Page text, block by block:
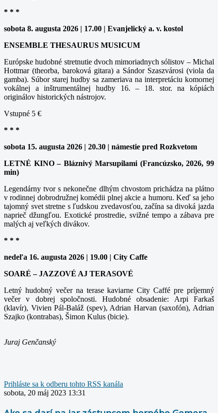
* * *
sobota 8. augusta 2026 | 17.00 | Evanjelický a. v. kostol
ENSEMBLE THESAURUS MUSICUM
Európske hudobné stretnutie dvoch mimoriadnych sólistov – Michal
Hottmar (theorba, baroková gitara) a Sándor Szaszvárosi (viola da
gamba). Súbor starej hudby sa zameriava na interpretáciu komornej
vokálnej a inštrumentálnej hudby 16. – 18. stor. na kópiách
originálov historických nástrojov.
Vstupné 5 €
* * *
sobota 15. augusta 2026 | 20.30 | námestie pred Rozkvetom
LETNÉ KINO – Bláznivý Marsupilami (Francúzsko, 2026, 99
min)
Legendárny tvor s nekonečne dlhým chvostom prichádza na plátno
v rodinnej dobrodružnej komédii plnej akcie a humoru. Keď sa jeho
tajomný svet stretne s ľudskou zvedavosťou, začína sa divoká jazda
naprieč džungľou. Exotické prostredie, svižné tempo a zábava pre
malých aj veľkých divákov.
* * *
nedeľa 16. augusta 2026 | 19.00 | City Caffe
SOARÉ – JAZZOVÉ AJ TERASOVÉ
Letný hudobný večer na terase kaviarne City Caffé pre príjemný
večer v dobrej spoločnosti. Hudobné obsadenie: Arpi Farkaš
(klavír), Vivien Pál-Baláž (spev), Adrian Harvan (saxofón), Adrian
Szajko (kontrabas), Šimon Kulus (bicie).
Juraj Genčanský
Prihláste sa k odberu tohto RSS kanála
sobota, 20 máj 2023 13:31